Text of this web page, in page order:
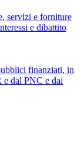
servizi e forniture
e dibattito
finanziati, in
e dal PNC e dai